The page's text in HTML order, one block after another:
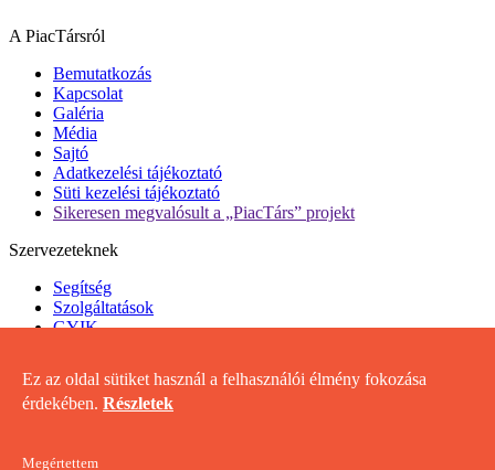
A PiacTársról
Bemutatkozás
Kapcsolat
Galéria
Média
Sajtó
Adatkezelési tájékoztató
Süti kezelési tájékoztató
Sikeresen megvalósult a „PiacTárs” projekt
Szervezeteknek
Segítség
Szolgáltatások
GYIK
Hasznos
Dokumentumok
Ez az oldal sütiket használ a felhasználói élmény fokozása
érdekében. Részletek
Megértettem